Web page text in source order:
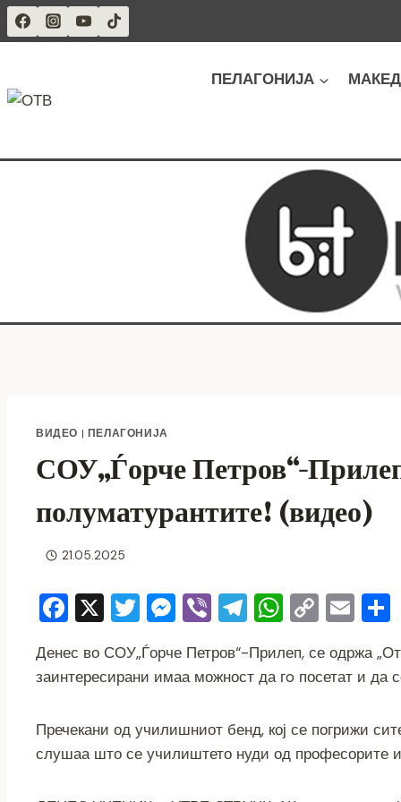
Skip
to
ПЕЛАГОНИЈА
ВИДЕО | ПЕЛАГОНИЈА
СОУ„Ѓорче Петров“-
полуматурантите! (видео)
21.05.2025
F
c
e
b
o
X T
wi
tt
er
M
ss
e
n
g
Vi
er
T
e
gr
a
m
W
at
s
A
p
C
p
y
Li
n
E
ai
l
Денес во СОУ„Ѓорче Петров“-Прилеп, се одржа
заинтересирани имаа можност да гo посетат и да
Пречекани од училишниот бенд, кој се погрижи
слушаа што се училиштето нуди од професорите и